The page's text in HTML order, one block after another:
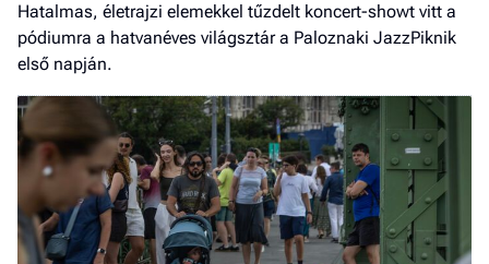
Hatalmas, életrajzi elemekkel tűzdelt koncert-showt vitt a
pódiumra a hatvanéves világsztár a Paloznaki JazzPiknik
első napján.